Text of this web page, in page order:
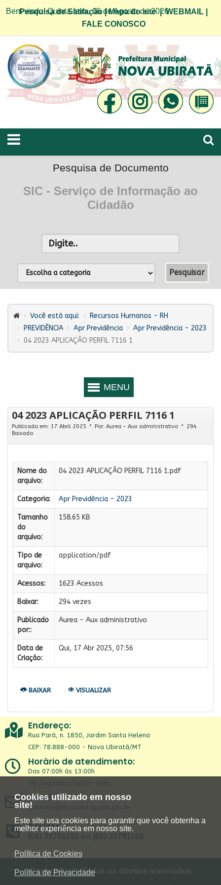
Cookies utilizado em nosso
site!
Este site usa cookies para garantir que você obtenha a
melhor experiência em nosso site.
Política de Cookies
Política de Privacidade
Bem vindo! Quinta-feira, 06 de Agosto de 2026
Pesquisa de Satifação|Mapa do site|WEBMAIL
FALE CONOSCO
Pesquisa de Documento
SIC - Serviço de Informação ao
Cidadão
Você está aqui:
Recursos Humanos - RH
PREVIDÊNCIA
Apr Previdência
Apr Previdência - 2023
04 2023 APLICAÇÃO PERFIL 7116 1
04 2023 APLICAÇÃO PERFIL 7116 1
Publicado em: 17 Abril 2025 Por: Aurea - Aux administrativo
294
Baixado
Nome do
arquivo:
04 2023 APLICAÇÃO PERFIL 7116 1.pdf
Categoria: Apr Previdência - 2023
Tamanho
do
arquivo:
158.65 KB
Tipo de
arquivo:
application/pdf
Acessos: 1623 Acessos
Baixar: 294 vezes
Publicado
por::
Aurea - Aux administrativo
Data de
Criação:
Qui, 17 Abr 2025, 07:56
BAIXAR VISUALIZAR
Endereço:
Rua Pará, n. 1850, Jardim Santa Helena
CEP: 78.888-000 - Nova Ubiratã/MT
Horário de atendimento:
Das 07:00h às 13:00h
De Segunda a Sexta-feira
Email:
gabinete@novaubirata.mt.gov.br
Telefone:
(66) 35791192 ou (66) 35791188
Copyright © - Todos os direitos reservados